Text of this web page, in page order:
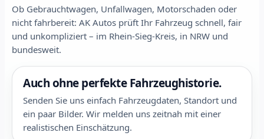
Ob Gebrauchtwagen, Unfallwagen, Motorschaden oder
nicht fahrbereit: AK Autos prüft Ihr Fahrzeug schnell, fair
und unkompliziert – im Rhein-Sieg-Kreis, in NRW und
bundesweit.
Auch ohne perfekte Fahrzeughistorie.
Senden Sie uns einfach Fahrzeugdaten, Standort und
ein paar Bilder. Wir melden uns zeitnah mit einer
realistischen Einschätzung.